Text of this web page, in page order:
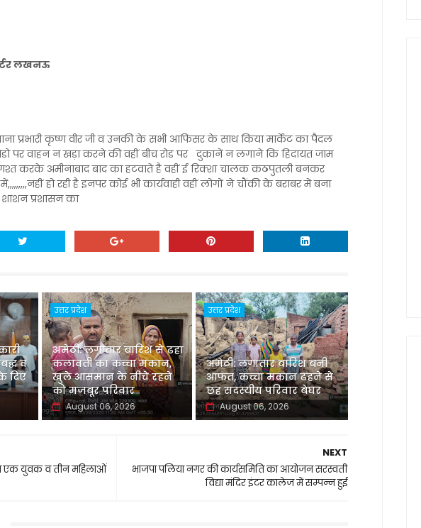
लखनऊ
प्रभारी कृष्ण वीर जी व उनकी के सभी आफिसर के साथ किया मार्केट का पैदल
पर वाहन न खड़ा करने की वहीं बीच रोड पर दुकानें न लगाने कि हिदायत जाम
करके अमीनाबाद बाद का हटवाते है वहीं ई रिक्शा चालक कठपुतली बनकर
हो रही है इनपर कोई भी कार्यवाही वहीं लोगों ने चौंकी के बराबर में बना
शाशन प्रशासन का
व
दिए
उत्तर प्रदेश
अमेठी: लगातार बारिश से ढहा
कलावती का कच्चा मकान,
खुले आसमान के नीचे रहने
को मजबूर परिवार
August 06, 2026
उत्तर प्रदेश
अमेठी: लगातार बारिश बनी
आफत, कच्चा मकान ढहने से
छह सदस्यीय परिवार बेघर
August 06, 2026
NEXT
भाजपा पलिया नगर की कार्यसमिति का आयोजन सरस्वती
विद्या मंदिर इंटर कालेज में सम्पन्न हुई
एक युवक व तीन महिलाओं